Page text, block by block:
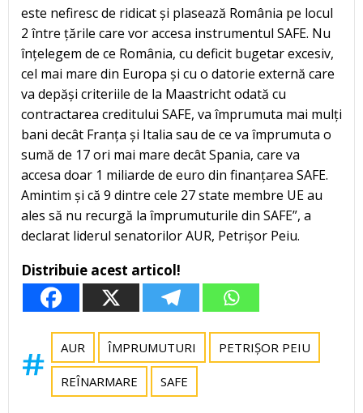
este nefiresc de ridicat și plasează România pe locul
2 între țările care vor accesa instrumentul SAFE. Nu
înțelegem de ce România, cu deficit bugetar excesiv,
cel mai mare din Europa și cu o datorie externă care
va depăși criteriile de la Maastricht odată cu
contractarea creditului SAFE, va împrumuta mai mulți
bani decât Franța și Italia sau de ce va împrumuta o
sumă de 17 ori mai mare decât Spania, care va
accesa doar 1 miliarde de euro din finanțarea SAFE.
Amintim și că 9 dintre cele 27 state membre UE au
ales să nu recurgă la împrumuturile din SAFE”, a
declarat liderul senatorilor AUR, Petrișor Peiu.
Distribuie acest articol!
AUR ÎMPRUMUTURI PETRIȘOR PEIU
REÎNARMARE SAFE